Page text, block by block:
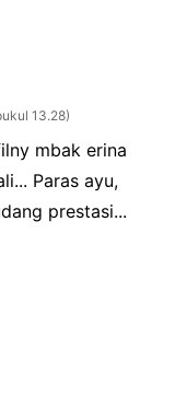
13.28
mbak erina
Paras ayu,
prestasi...